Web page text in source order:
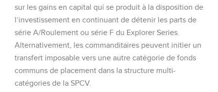
sur les gains en capital qui se produit à la disposition de
l’investissement en continuant de détenir les parts de
série A/Roulement ou série F du Explorer Series.
Alternativement, les commanditaires peuvent initier un
transfert imposable vers une autre catégorie de fonds
communs de placement dans la structure multi-
catégories de la SPCV.